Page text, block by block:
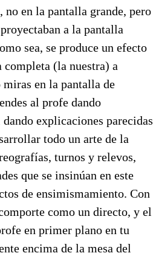
no en la pantalla grande, pero
a la pantalla
sea, se produce un efecto
completa (la nuestra) a
en la pantalla de
al profe dando
explicaciones parecidas
todo un arte de la
turnos y relevos,
que se insinúan en este
de ensimismamiento. Con
como un directo, y el
en primer plano en tu
encima de la mesa del